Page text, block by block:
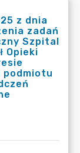
z dnia
zadań
Szpital
Opieki